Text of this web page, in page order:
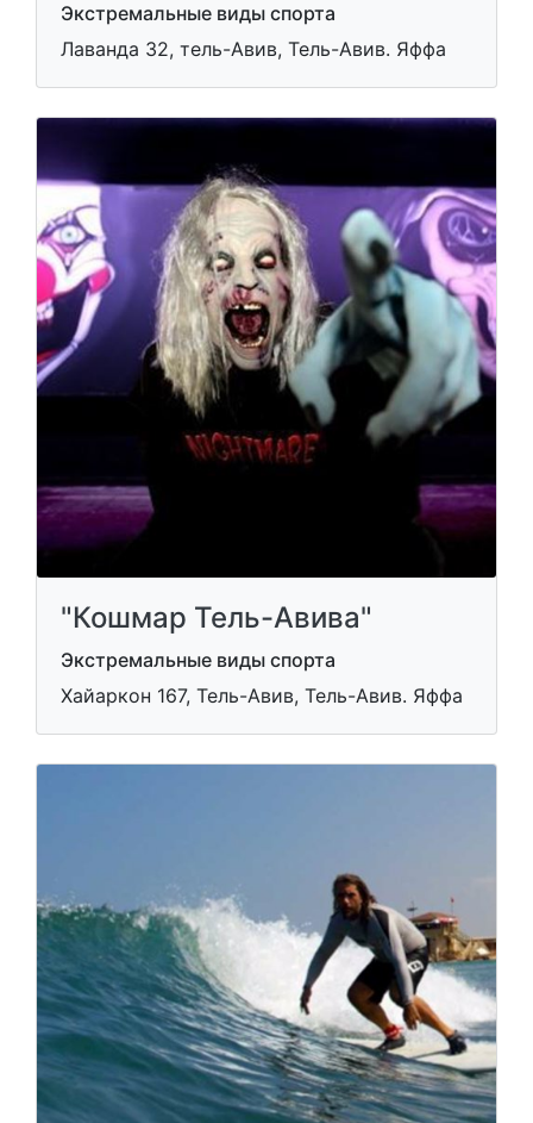
Экстремальные виды спорта
Лаванда 32, тель-Авив, Тель-Авив. Яффа
"Кошмар Тель-Авива"
Экстремальные виды спорта
Хайаркон 167, Тель-Авив, Тель-Авив. Яффа